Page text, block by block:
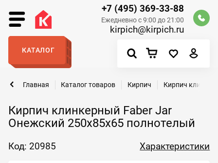
+7 (495) 369-33-88
Ежедневно с 9:00 до 21:00
kirpich@kirpich.ru
КАТАЛОГ
Кирпич клинкерный Faber Jar
Онежский 250х85х65 полнотелый
Главная Каталог товаров Кирпич Кирпич
Код: 20985 Характеристики